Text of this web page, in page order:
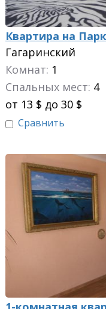
Квартира на
Гагаринский
Комнат: 1
Спальных мест: 4
от 13 $ до 30 $
Сравнить